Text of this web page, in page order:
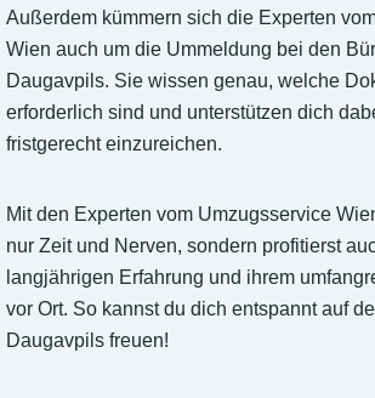
Außerdem kümmern sich die Experten
Wien auch um die Ummeldung bei den
Daugavpils. Sie wissen genau, welche
erforderlich sind und unterstützen dich
fristgerecht einzureichen.
Mit den Experten vom Umzugsservice
nur Zeit und Nerven, sondern profitierst
langjährigen Erfahrung und ihrem
vor Ort. So kannst du dich entspannt auf
Daugavpils freuen!